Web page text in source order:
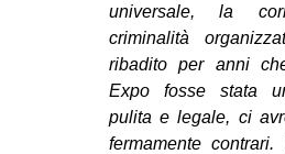
EVENTI
Fb
universale, la
criminalità
ribadito per anni
Expo fosse stata
pulita e legale, ci
fermamente contrari.